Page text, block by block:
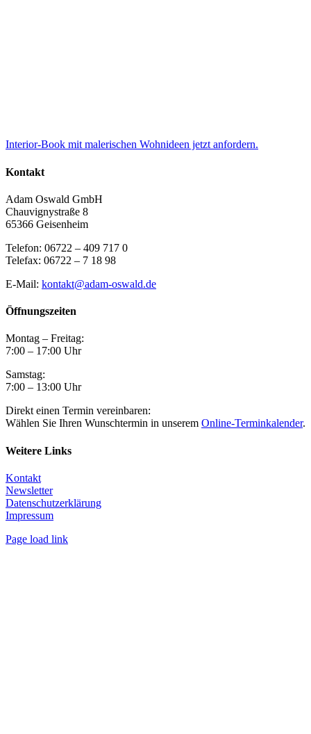
Interior-Book mit malerischen Wohnideen jetzt anfordern.
Kontakt
Adam Oswald GmbH
Chauvignystraße 8
65366 Geisenheim
Telefon: 06722 – 409 717 0
Telefax: 06722 – 7 18 98
E-Mail: kontakt@adam-oswald.de
Öffnungszeiten
Montag – Freitag:
7:00 – 17:00 Uhr
Samstag:
7:00 – 13:00 Uhr
Direkt einen Termin vereinbaren:
Wählen Sie Ihren Wunschtermin in unserem Online-Terminkalender.
Weitere Links
Kontakt
Newsletter
Datenschutzerklärung
Impressum
Page load link